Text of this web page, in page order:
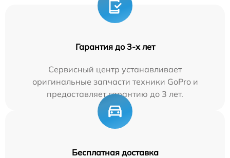
Гарантия до 3-х лет
Сервисный центр устанавливает
оригинальные запчасти техники GoPro и
предоставляет гарантию до 3 лет.
Бесплатная доставка